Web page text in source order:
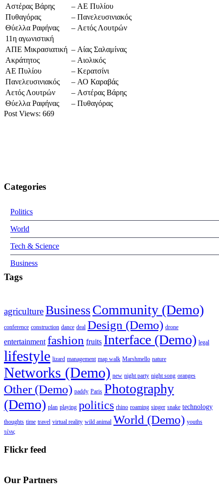
Αστέρας Βάρης
– ΑΕ Πυλίου
Πυθαγόρας
– Πανελευσινιακός
Θύελλα Ραφήνας
– Αετός Λουτρών
11η αγωνιστική
ΑΠΕ Μικρασιατική – Αίας Σαλαμίνας
Ακράτητος
– Αιολικός
ΑΕ Πυλίου
– Κερατσίνι
Πανελευσινιακός
– ΑΟ Καραβάς
Αετός Λουτρών
– Αστέρας Βάρης
Θύελλα Ραφήνας
– Πυθαγόρας
Post Views: 669
Categories
Politics
World
Tech & Science
Business
Tags
agricultureBusinessCommunity (Demo)
conference construction dance deal Design (Demo) drone
entertainment fashion fruits Interface (Demo) legal
lifestyle lizard management map walk Marshmello nature
Networks (Demo) new night party night song oranges
Other (Demo) paddy Paris Photography
(Demo) plan playing politics rhino roaming singer snake technology
thoughts time travel virtual reality wild animal World (Demo) youths
τένις
Flickr feed
Our Partners